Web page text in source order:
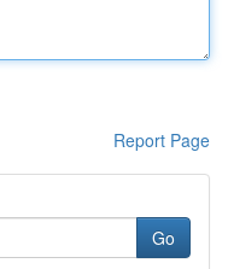
Report Page
Go